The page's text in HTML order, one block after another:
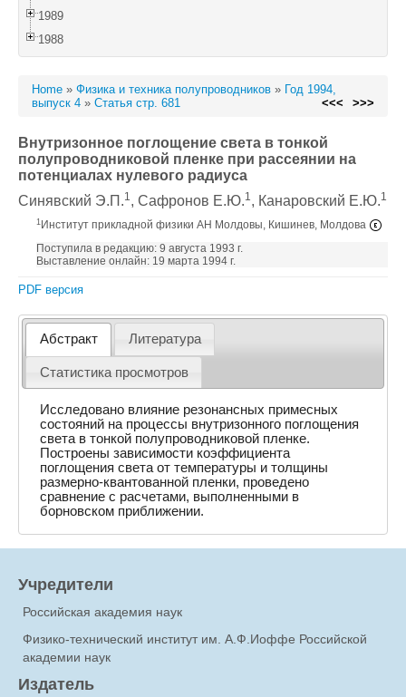
1989
1988
Home » Физика и техника полупроводников » Год 1994,
выпуск 4 » Статья стр. 681 <<< >>>
Внутризонное поглощение света в тонкой
полупроводниковой пленке при рассеянии на
потенциалах нулевого радиуса
Синявский Э.П.1, Сафронов Е.Ю.1, Канаровский Е.Ю.1
1 Институт прикладной физики АН Молдовы, Кишинев, Молдова
Поступила в редакцию: 9 августа 1993 г.
Выставление онлайн: 19 марта 1994 г.
PDF версия
Абстракт Литература
Статистика просмотров
Исследовано влияние резонансных примесных
состояний на процессы внутризонного поглощения
света в тонкой полупроводниковой пленке.
Построены зависимости коэффициента
поглощения света от температуры и толщины
размерно-квантованной пленки, проведено
сравнение с расчетами, выполненными в
борновском приближении.
Учредители
Российская академия наук
Физико-технический институт им. А.Ф.Иоффе Российской
академии наук
Издатель